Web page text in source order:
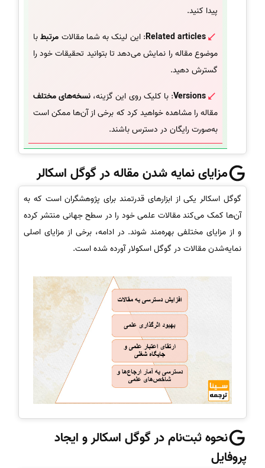
پیدا کنید.
Related articles: این لینک به شما مقالات مرتبطبا
موضوع مقاله را نمایش می‌دهد تا بتوانید تحقیقات خود را
گسترش دهید.
Versions: با کلیک روی این گزینه، نسخه‌های مختلف
مقاله را مشاهده خواهید کرد که برخی از آن‌ها ممکن است
به‌صورت رایگان در دسترس باشند.
مزایای نمایه شدن مقاله در گوگل اسکالر
گوگل اسکالر یکی از ابزارهای قدرتمند برای پژوهشگران است که به
آن‌ها کمک می‌کند مقالات علمی خود را در سطح جهانی منتشر کرده
و از مزایای مختلفی بهره‌مند شوند. در ادامه، برخی از مزایای اصلی
نمایه‌شدن مقالات در گوگل اسکولار آورده شده است.
نحوه ثبت‌نام در گوگل اسکالر و ایجاد
پروفایل